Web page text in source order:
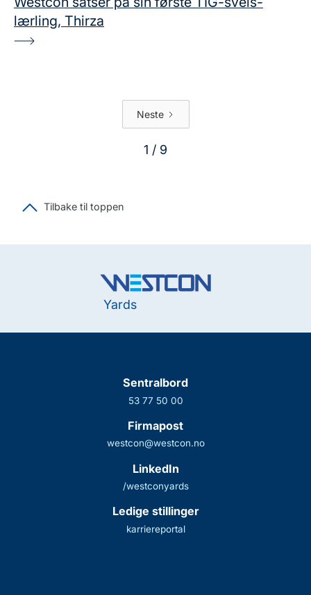
lærling, Thirza
Neste
1 / 9
Tilbake til toppen
Yards
Sentralbord
53 77 50 00
Firmapost
westcon@westcon.no
LinkedIn
/westconyards
Ledige stillinger
karriereportal